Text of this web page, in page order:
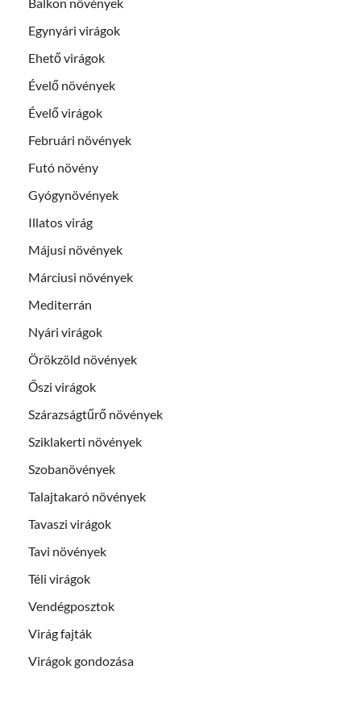
Egynyári virágok
Ehető virágok
Évelő növények
Évelő virágok
Februári növények
Futó növény
Gyógynövények
Illatos virág
Májusi növények
Márciusi növények
Mediterrán
Nyári virágok
Örökzöld növények
Őszi virágok
Szárazságtűrő növények
Sziklakerti növények
Szobanövények
Talajtakaró növények
Tavaszi virágok
Tavi növények
Téli virágok
Vendégposztok
Virág fajták
Virágok gondozása